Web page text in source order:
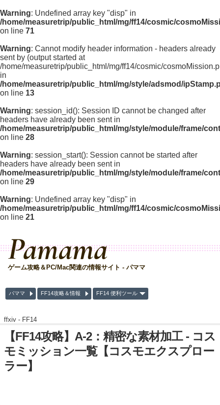
Warning: Undefined array key "disp" in
/home/measuretrip/public_html/mg/ff14/cosmic/
on line 71
Warning: Cannot modify header information - headers already
sent by (output started at
/home/measuretrip/public_html/mg/ff14/cosmic/
in
/home/measuretrip/public_html/mg/style/adsmod/
on line 13
Warning: session_id(): Session ID cannot be changed after
headers have already been sent in
/home/measuretrip/public_html/mg/style/module/frame/
on line 28
Warning: session_start(): Session cannot be started after
headers have already been sent in
/home/measuretrip/public_html/mg/style/module/frame/
on line 29
Warning: Undefined array key "disp" in
/home/measuretrip/public_html/mg/ff14/cosmic/
on line 21
Pamama
ゲーム攻略＆PC/Mac関連の情報サイト - パママ
パママ FF14攻略＆情報 FF14 便利ツール
ffxiv - FF14
【FF14攻略】A-2：精密な素材加工 - コス
モミッション一覧【コスモエクスプロー
ラー】